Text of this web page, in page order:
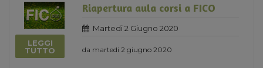
LEGGI
TUTTO
Riapertura aula corsi a FICO
Martedi 2 Giugno 2020
da martedi 2 giugno 2020